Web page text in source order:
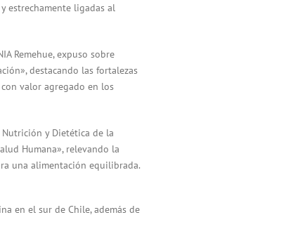
estrechamente ligadas al
Remehue, expuso sobre
destacando las fortalezas
valor agregado en los
y Dietética de la
Humana», relevando la
una alimentación equilibrada.
en el sur de Chile, además de